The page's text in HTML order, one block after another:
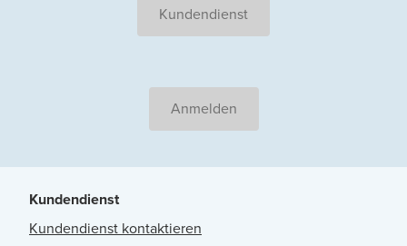
Kundendienst
Anmelden
Kundendienst
Kundendienst kontaktieren